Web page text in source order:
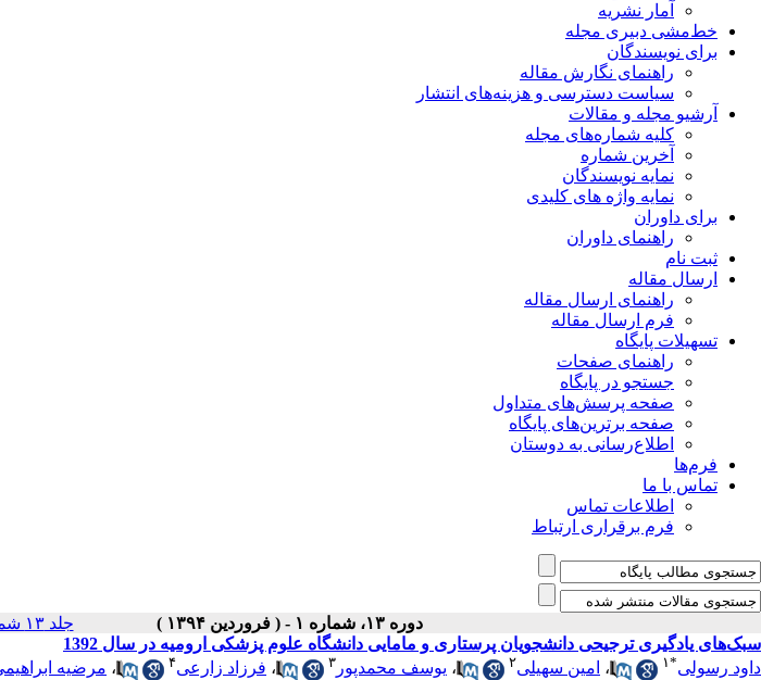
آمار نشریه
خط‌مشی دبیری مجله
برای نویسندگان
راهنمای نگارش مقاله
سیاست دسترسی و هزینه‌های انتشار
آرشیو مجله و مقالات
کلیه شماره‌های مجله
آخرین شماره
نمایه نویسندگان
نمایه واژه های کلیدی
برای داوران
راهنمای داوران
ثبت نام
ارسال مقاله
راهنمای ارسال مقاله
فرم ارسال مقاله
تسهیلات پایگاه
راهنمای صفحات
جستجو در پایگاه
صفحه پرسش‌های متداول
صفحه برترین‌های پایگاه
اطلاع‌رسانی به دوستان
فرم‌ها
تماس با ما
اطلاعات تماس
فرم برقراری ارتباط
دوره ۱۳، شماره ۱ - ( فروردین ۱۳۹۴ ) جلد ۱۳ شماره ۱ صفحات ۸۹-۸۴
سبک‌های یادگیری ترجیحی دانشجویان پرستاری و مامایی دانشگاه علوم پزشکی ارومیه در سال 1392
داود رسولی*۱ ، امین سهیلی۲ ، یوسف محمدپور ۳ ، فرزاد زارعی۴ ، مرضیه